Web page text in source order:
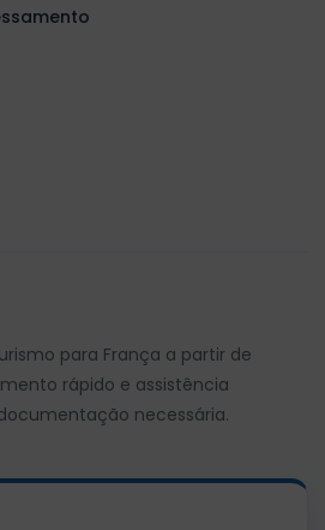
para França a partir de
rápido e assistência
necessária.